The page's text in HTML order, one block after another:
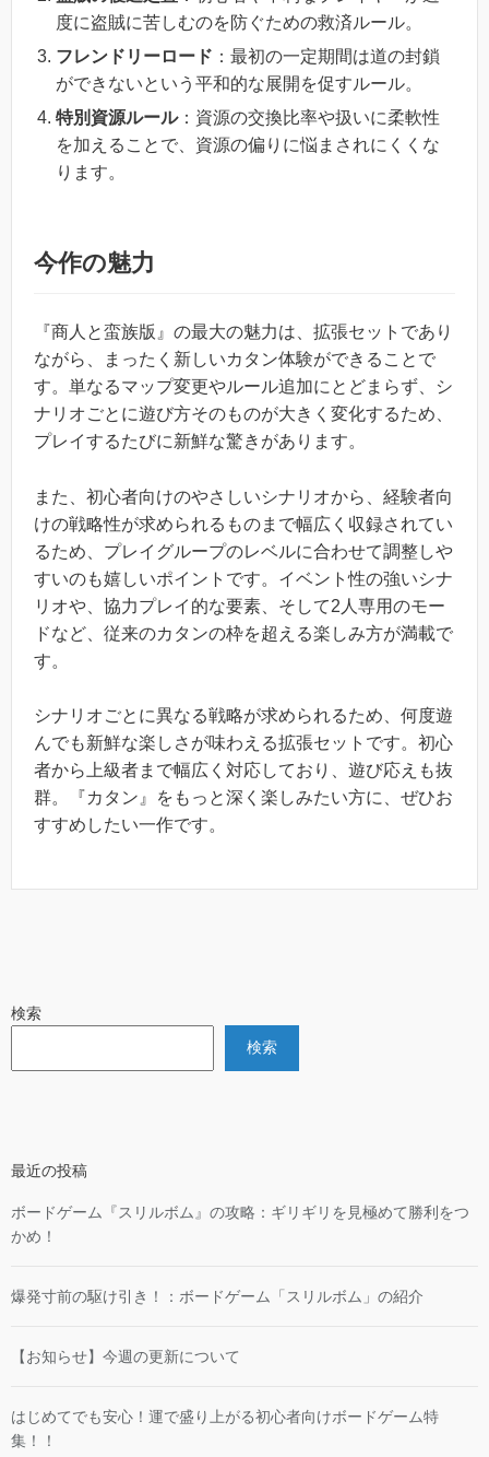
度に盗賊に苦しむのを防ぐための救済ルール。
フレンドリーロード ：最初の一定期間は道の封鎖
ができないという平和的な展開を促すルール。
特別資源ルール：資源の交換比率や扱いに柔軟性
を加えることで、資源の偏りに悩まされにくくな
ります。
今作の魅力
『商人と蛮族版』の最大の魅力は、拡張セットであり
ながら、まったく新しいカタン体験ができることで
す。単なるマップ変更やルール追加にとどまらず、シ
ナリオごとに遊び方そのものが大きく変化するため、
プレイするたびに新鮮な驚きがあります。
また、初心者向けのやさしいシナリオから、経験者向
けの戦略性が求められるものまで幅広く収録されてい
るため、プレイグループのレベルに合わせて調整しや
すいのも嬉しいポイントです。イベント性の強いシナ
リオや、協力プレイ的な要素、そして2人専用のモー
ドなど、従来のカタンの枠を超える楽しみ方が満載で
す。
シナリオごとに異なる戦略が求められるため、何度遊
んでも新鮮な楽しさが味わえる拡張セットです。初心
者から上級者まで幅広く対応しており、遊び応えも抜
群。『カタン』をもっと深く楽しみたい方に、ぜひお
すすめしたい一作です。
検索
検索
最近の投稿
ボードゲーム『スリルボム』の攻略：ギリギリを見極めて勝利をつ
かめ！
爆発寸前の駆け引き！：ボードゲーム「スリルボム」の紹介
【お知らせ】今週の更新について
はじめてでも安心！運で盛り上がる初心者向けボードゲーム特
集！！